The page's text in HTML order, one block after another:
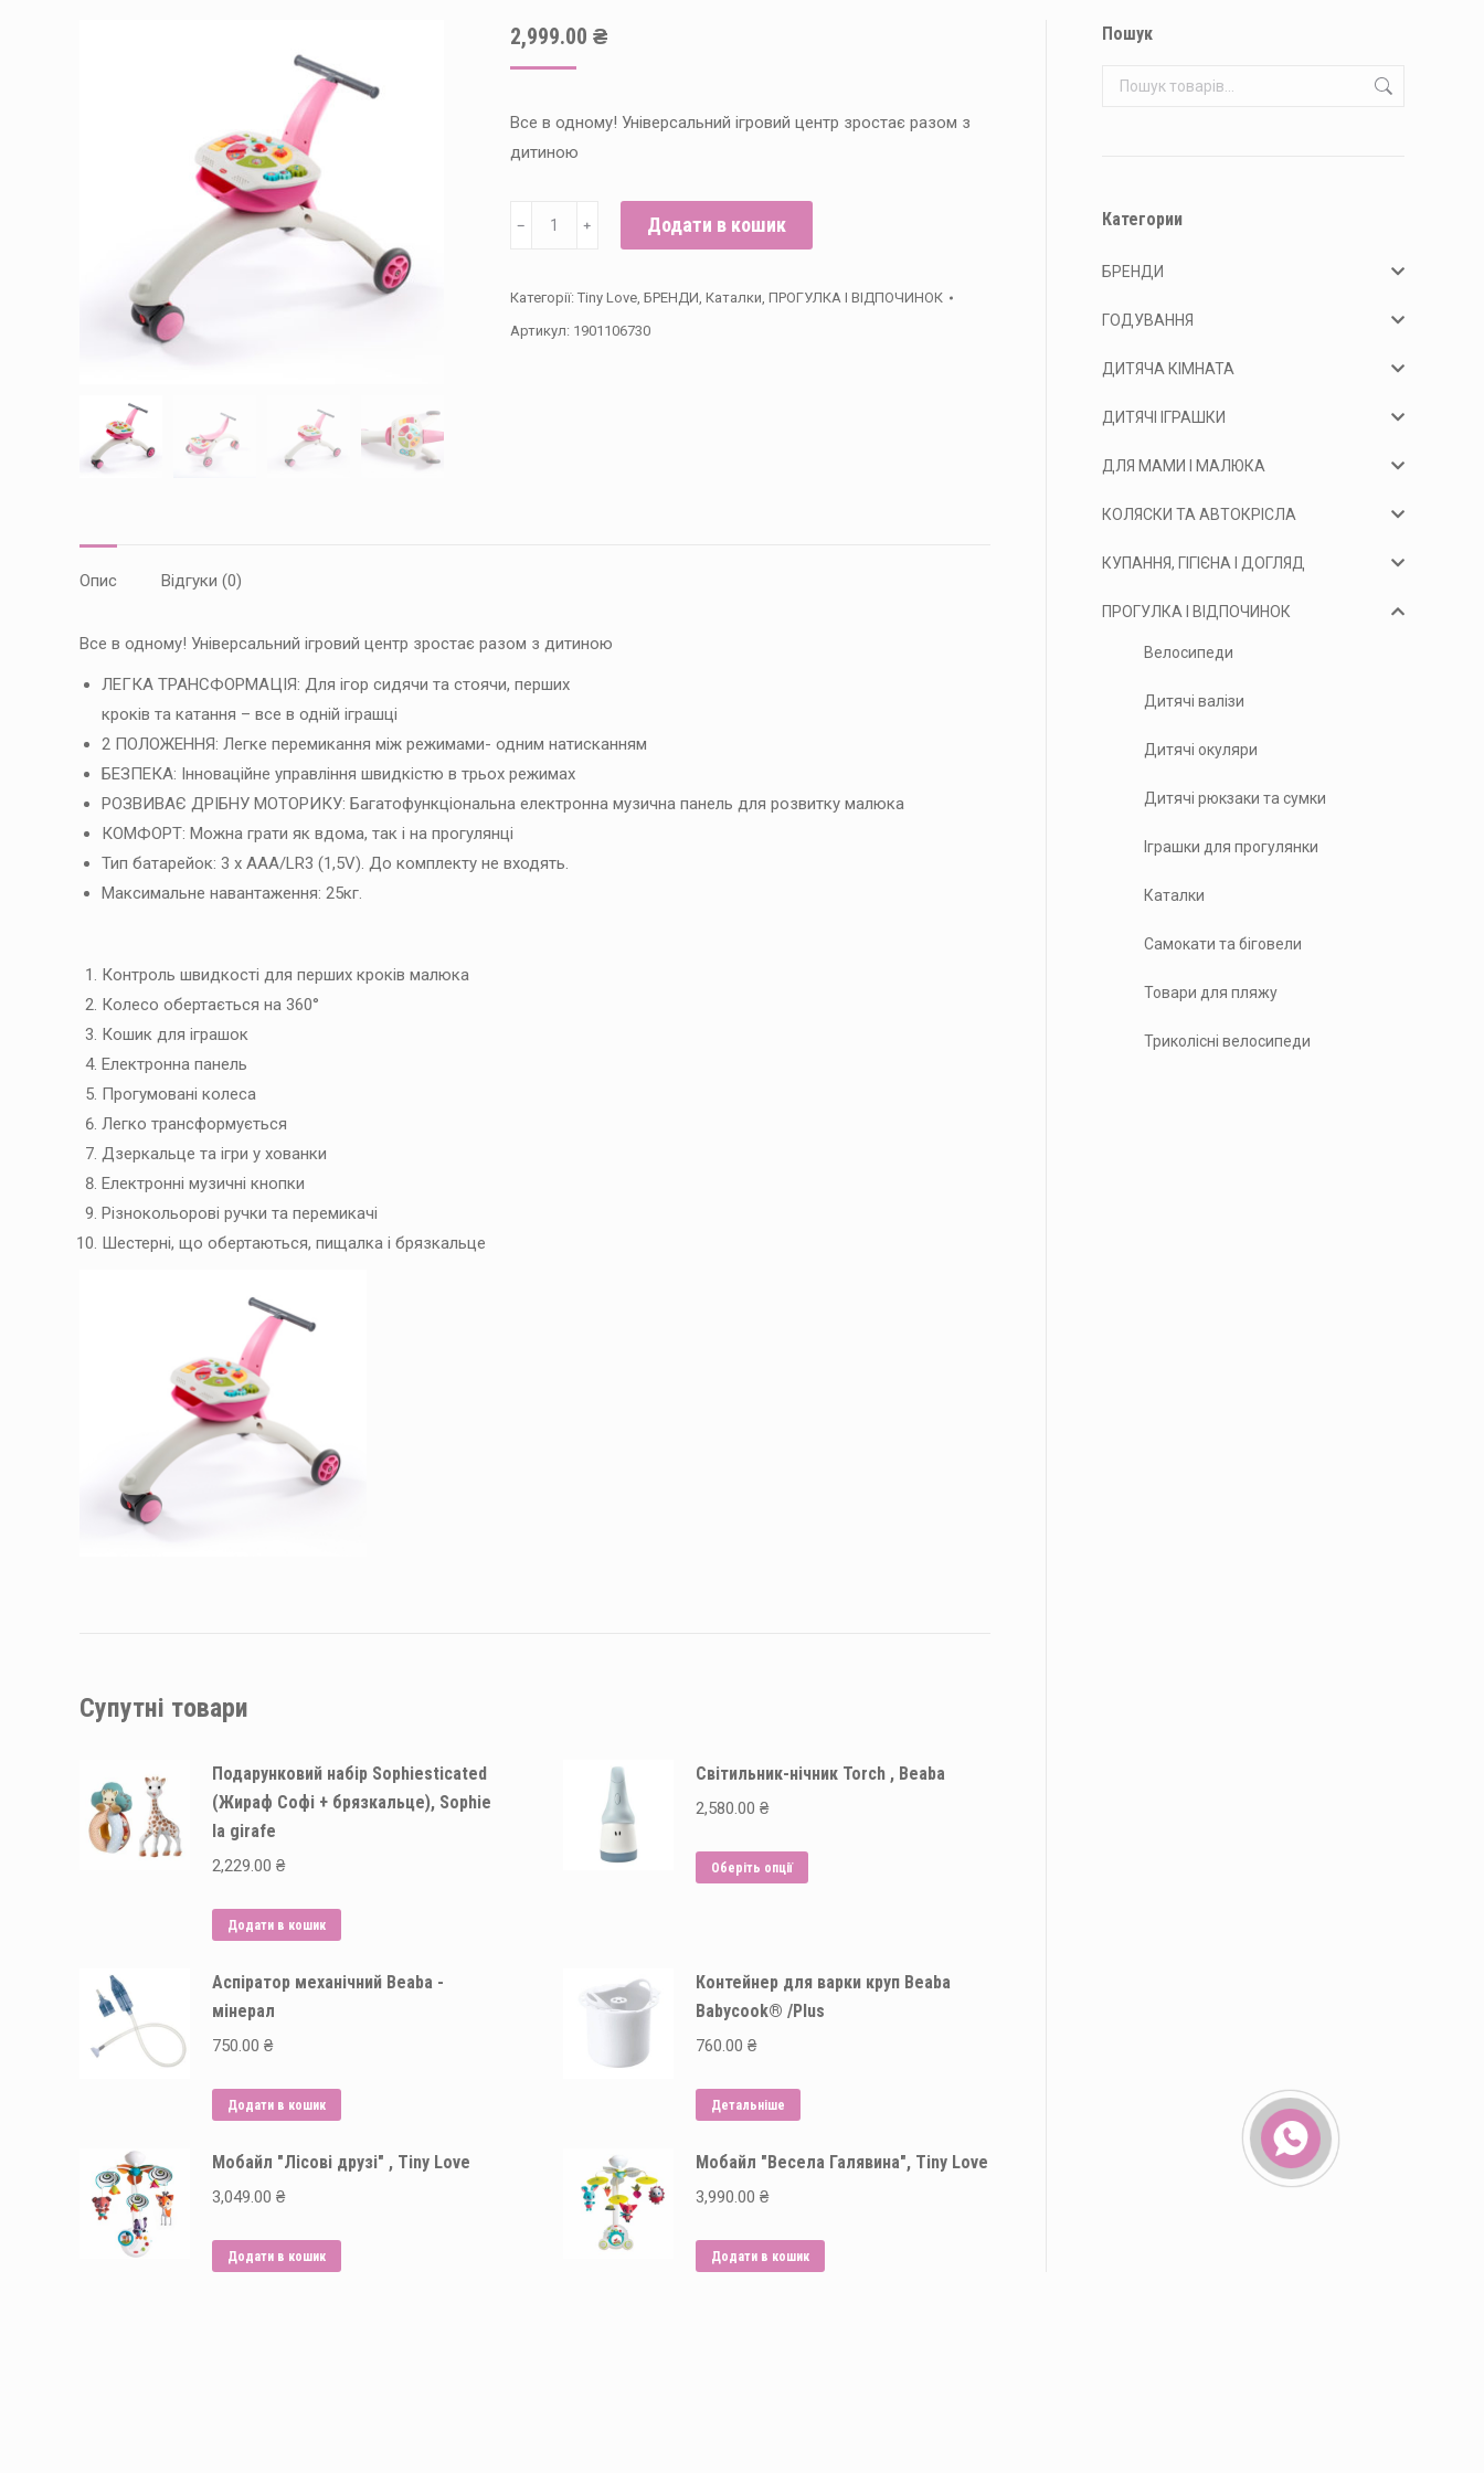
2,999.00 ₴
Все в одному! Універсальний ігровий центр зростає разом з
дитиною
Рожевий,
Tiny
﹣ ﹢ Додати в кошик
Категорії: Tiny Love, БРЕНДИ, Каталки, ПРОГУЛКА І ВІДПОЧИНОК
Артикул: 1901106730
Опис Відгуки (0)
Все в одному! Універсальний ігровий центр зростає разом з дитиною
ЛЕГКА ТРАНСФОРМАЦІЯ: Для ігор сидячи та стоячи, перших
кроків та катання – все в одній іграшці
2 ПОЛОЖЕННЯ: Легке перемикання між режимами- одним натисканням
БЕЗПЕКА: Інноваційне управління швидкістю в трьох режимах
РОЗВИВАЄ ДРІБНУ МОТОРИКУ: Багатофункціональна електронна музична панель для розвитку малюка
КОМФОРТ: Можна грати як вдома, так і на прогулянці
Тип батарейок: 3 х ААА/LR3 (1,5V). До комплекту не входять.
Максимальне навантаження: 25кг.
Контроль швидкості для перших кроків малюка
Колесо обертається на 360°
Кошик для іграшок
Електронна панель
Прогумовані колеса
Легко трансформується
Дзеркальце та ігри у хованки
Електронні музичні кнопки
Різнокольорові ручки та перемикачі
Шестерні, що обертаються, пищалка і брязкальце
Супутні товари
Подарунковий набір Sophiesticated
(Жираф Софі + брязкальце), Sophie
la girafe
2,229.00 ₴
Додати в кошик
Світильник-нічник Torch , Beaba
2,580.00 ₴
Оберіть опції
варіантів.
Параметри
товару
Аспіратор механічний Beaba -
мінерал
750.00 ₴
Додати в кошик
Контейнер для варки круп Beaba
Babycook® /Plus
760.00 ₴
Детальніше
Мобайл "Лісові друзі" , Tiny Love
3,049.00 ₴
Додати в кошик
Мобайл "Весела Галявина", Tiny Love
3,990.00 ₴
Додати в кошик
Пошук
Категории
БРЕНДИ
ГОДУВАННЯ
ДИТЯЧА КІМНАТА
ДИТЯЧІ ІГРАШКИ
ДЛЯ МАМИ І МАЛЮКА
КОЛЯСКИ ТА АВТОКРІСЛА
КУПАННЯ, ГІГІЄНА І ДОГЛЯД
ПРОГУЛКА І ВІДПОЧИНОК
Велосипеди
Дитячі валізи
Дитячі окуляри
Дитячі рюкзаки та сумки
Іграшки для прогулянки
Каталки
Самокати та біговели
Товари для пляжу
Триколісні велосипеди